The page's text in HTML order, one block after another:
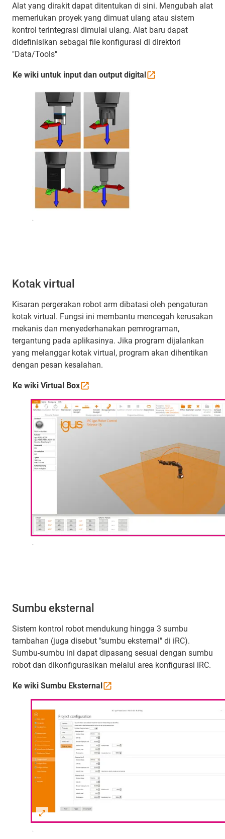
.
Alat yang dirakit dapat ditentukan di sini. Mengubah alat
memerlukan proyek yang dimuat ulang atau sistem
kontrol terintegrasi dimulai ulang. Alat baru dapat
didefinisikan sebagai file konfigurasi di direktori
"Data/Tools"
Ke wiki untuk input dan output digital
.
Kotak virtual
Kisaran pergerakan robot arm dibatasi oleh pengaturan
kotak virtual. Fungsi ini membantu mencegah kerusakan
mekanis dan menyederhanakan pemrograman,
tergantung pada aplikasinya. Jika program dijalankan
yang melanggar kotak virtual, program akan dihentikan
dengan pesan kesalahan.
Ke wiki Virtual Box
.
Sumbu eksternal
Sistem kontrol robot mendukung hingga 3 sumbu
tambahan (juga disebut "sumbu eksternal" di iRC).
Sumbu-sumbu ini dapat dipasang sesuai dengan sumbu
robot dan dikonfigurasikan melalui area konfigurasi iRC.
Ke wiki Sumbu Eksternal